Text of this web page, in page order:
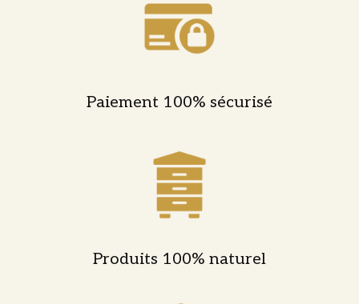
Paiement 100% sécurisé
Produits 100% naturel